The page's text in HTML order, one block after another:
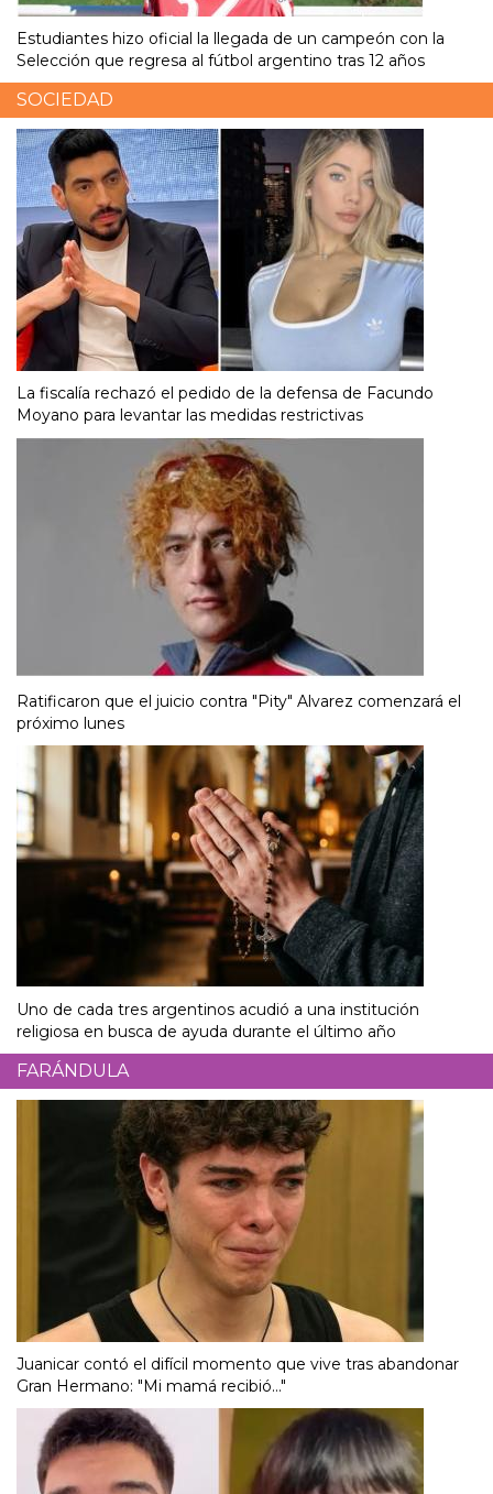
Estudiantes hizo oficial la llegada de un campeón con la
Selección que regresa al fútbol argentino tras 12 años
SOCIEDAD
La fiscalía rechazó el pedido de la defensa de Facundo
Moyano para levantar las medidas restrictivas
Ratificaron que el juicio contra "Pity" Alvarez comenzará el
próximo lunes
Uno de cada tres argentinos acudió a una institución
religiosa en busca de ayuda durante el último año
FARÁNDULA
Juanicar contó el difícil momento que vive tras abandonar
Gran Hermano: "Mi mamá recibió..."